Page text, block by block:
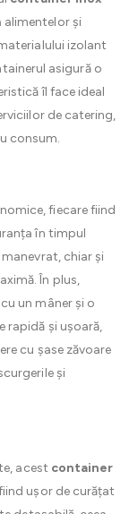
și
izolant
asigură o
îl face ideal
de catering,
consum.
fiecare fiind
în timpul
chiar și
În plus,
un mâner și o
rapidă și ușoară,
cu șase zăvoare
și
acest container
ușor de curățat